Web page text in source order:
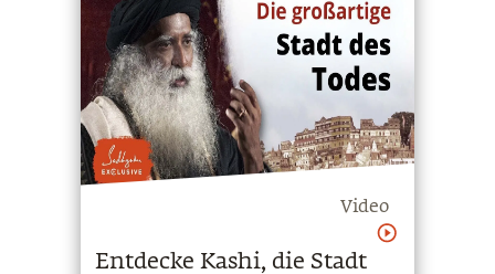
Video
Entdecke Kashi, die Stadt